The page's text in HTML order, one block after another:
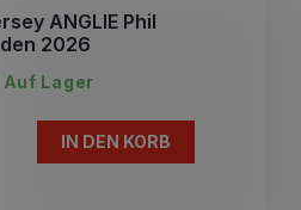
ANGLIE Phil
2026
Auf Lager
IN DEN KORB